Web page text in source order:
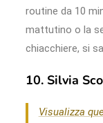
routine da 10
mattutino o la
chiacchiere, si
10. Silvia
Visualizza